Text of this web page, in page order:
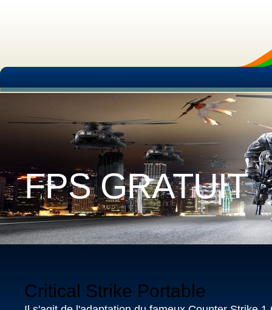
FPS GRATUIT
Critical Strike Portable